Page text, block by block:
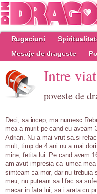
Rugaciuni
Mesaje de dragoste
Intre
poveste de
Deci, sa incep, ma numesc
mea a murit pe cand eu aveam
Adrian. Nu a mai vrut sa.si
mult, timp de 4 ani nu a mai
mine, fetita lui. Pe cand avem
am avut impresia ca lumea
simteam ca mor, dar nu trebuia
meu, nu puteam sa.l fac sa
macar in fata lui, sa.i arata cu